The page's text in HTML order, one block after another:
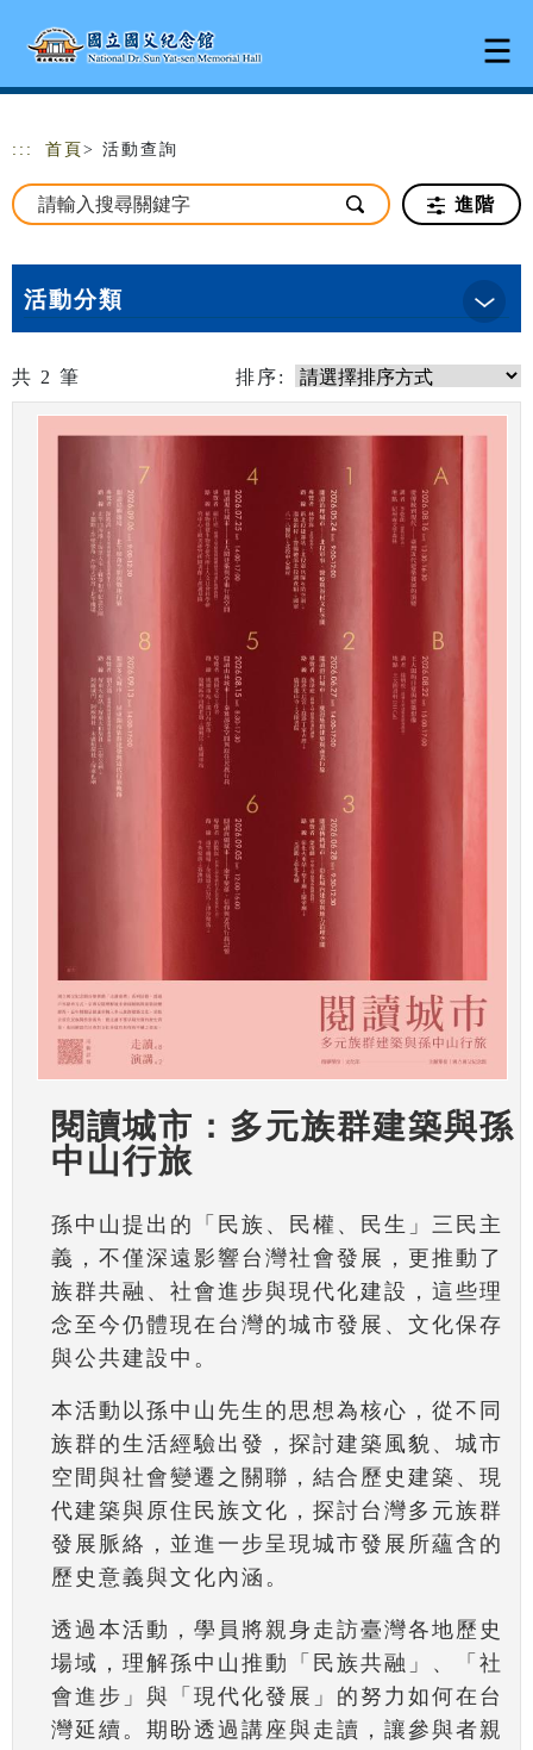
::: 首頁 > 活動查詢
進階
活動分類
共 2 筆 排序:
閱讀城市：多元族群建築與孫
中山行旅
孫中山提出的「民族、民權、民生」三民主
義，不僅深遠影響台灣社會發展，更推動了
族群共融、社會進步與現代化建設，這些理
念至今仍體現在台灣的城市發展、文化保存
與公共建設中。
本活動以孫中山先生的思想為核心，從不同
族群的生活經驗出發，探討建築風貌、城市
空間與社會變遷之關聯，結合歷史建築、現
代建築與原住民族文化，探討台灣多元族群
發展脈絡，並進一步呈現城市發展所蘊含的
歷史意義與文化內涵。
透過本活動，學員將親身走訪臺灣各地歷史
場域，理解孫中山推動「民族共融」、「社
會進步」與「現代化發展」的努力如何在台
灣延續。期盼透過講座與走讀，讓參與者親